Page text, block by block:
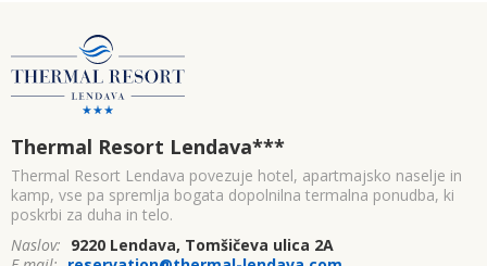
Thermal Resort Lendava***
Thermal Resort Lendava povezuje hotel, apartmajsko naselje in
kamp, vse pa spremlja bogata dopolnilna termalna ponudba, ki
poskrbi za duha in telo.
Naslov: 9220 Lendava, Tomšičeva ulica 2A